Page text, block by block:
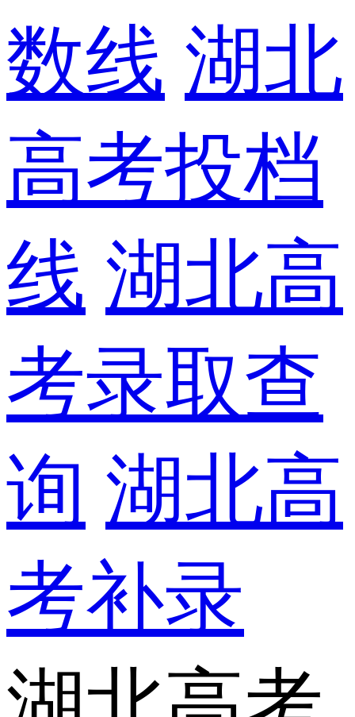
数线 湖北
高考投档
线 湖北高
考录取查
询 湖北高
考补录